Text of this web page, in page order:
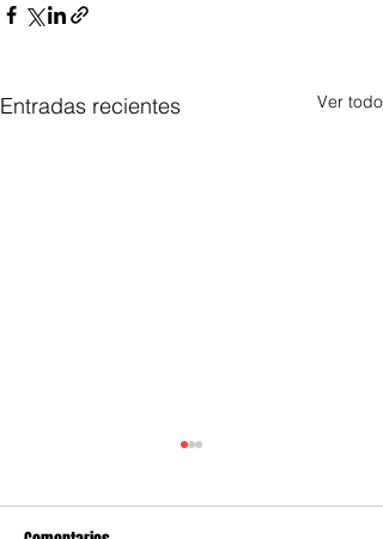
Entradas recientes Ver todo